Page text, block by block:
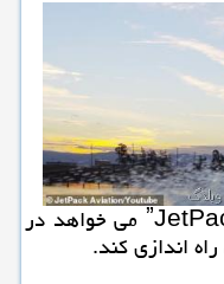
نیو وبلاگ: شركت ˮJetPack Aviationˮ می خواهد در